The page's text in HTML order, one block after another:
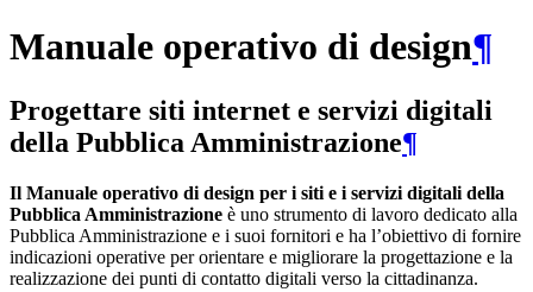
Manuale operativo di design¶
Progettare siti internet e servizi digitali
della Pubblica Amministrazione¶
Il Manuale operativo di design per i siti e i servizi digitali della
Pubblica Amministrazione è uno strumento di lavoro dedicato alla
Pubblica Amministrazione e i suoi fornitori e ha l’obiettivo di fornire
indicazioni operative per orientare e migliorare la progettazione e la
realizzazione dei punti di contatto digitali verso la cittadinanza.